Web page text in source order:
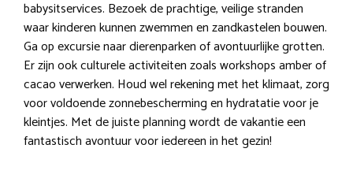
babysitservices. Bezoek de prachtige, veilige stranden
waar kinderen kunnen zwemmen en zandkastelen bouwen.
Ga op excursie naar dierenparken of avontuurlijke grotten.
Er zijn ook culturele activiteiten zoals workshops amber of
cacao verwerken. Houd wel rekening met het klimaat, zorg
voor voldoende zonnebescherming en hydratatie voor je
kleintjes. Met de juiste planning wordt de vakantie een
fantastisch avontuur voor iedereen in het gezin!